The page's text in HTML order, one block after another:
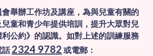
舉辦工作坊及講座，為與兒童有關的
童和青少年提供培訓，提升大眾對兒
公約》的認識。如對上述的訓練服務
話2324 9782 或電郵：